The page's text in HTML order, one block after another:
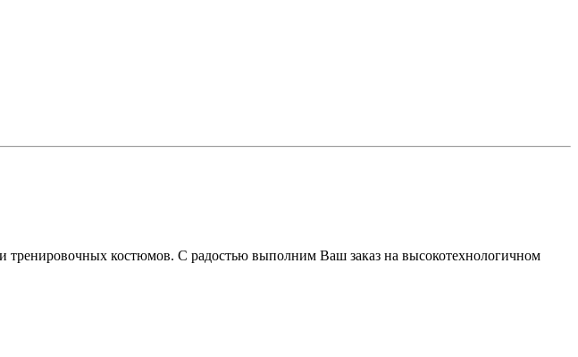
костюмов. С радостью выполним Ваш заказ на высокотехнологичном